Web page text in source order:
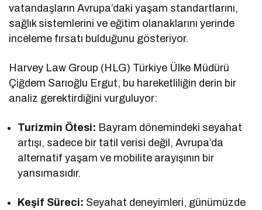
vatandaşların Avrupa’daki yaşam standartlarını,
sağlık sistemlerini ve eğitim olanaklarını yerinde
inceleme fırsatı bulduğunu gösteriyor.
Harvey Law Group (HLG) Türkiye Ülke Müdürü
Çiğdem Sarıoğlu Ergut, bu hareketliliğin derin bir
analiz gerektirdiğini vurguluyor:
Turizmin Ötesi: Bayram dönemindeki seyahat
artışı, sadece bir tatil verisi değil, Avrupa’da
alternatif yaşam ve mobilite arayışının bir
yansımasıdır.
Keşif Süreci: Seyahat deneyimleri, günümüzde